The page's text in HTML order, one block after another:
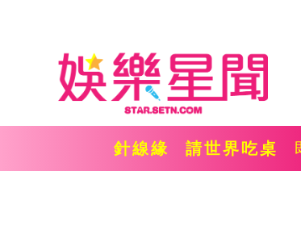
針線緣 請世界吃桌